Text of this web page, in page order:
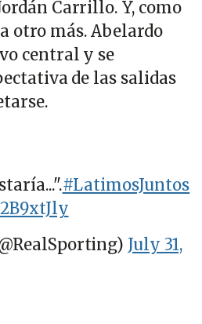
Carrillo. Y, como
otro más. Abelardo
central y se
de las salidas
#LatimosJuntos
July 31,